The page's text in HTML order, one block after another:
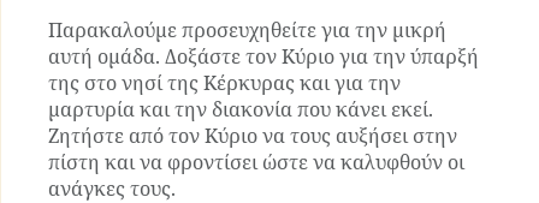
Παρακαλούμε προσευχηθείτε για την μικρή
αυτή ομάδα. Δοξάστε τον Κύριο για την ύπαρξή
της στο νησί της Κέρκυρας και για την
μαρτυρία και την διακονία που κάνει εκεί.
Ζητήστε από τον Κύριο να τους αυξήσει στην
πίστη και να φροντίσει ώστε να καλυφθούν οι
ανάγκες τους.